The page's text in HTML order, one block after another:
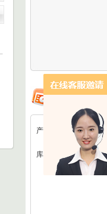
产品详情
库存：A0189 检测